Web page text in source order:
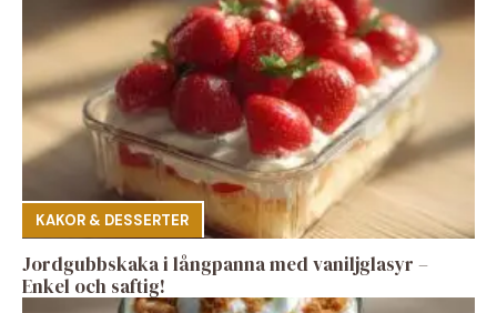
KAKOR & DESSERTER
Jordgubbskaka i långpanna med vaniljglasyr –
Enkel och saftig!